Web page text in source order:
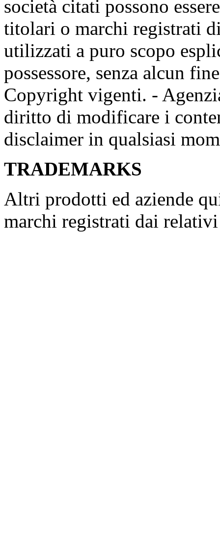
società citati possono
titolari o marchi registrati
utilizzati a puro scopo
possessore, senza alcun
Copyright vigenti. -
diritto di modificare i
disclaimer in qualsiasi
TRADEMARKS
Altri prodotti ed aziende
marchi registrati dai relativi